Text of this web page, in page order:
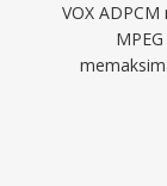
VOX